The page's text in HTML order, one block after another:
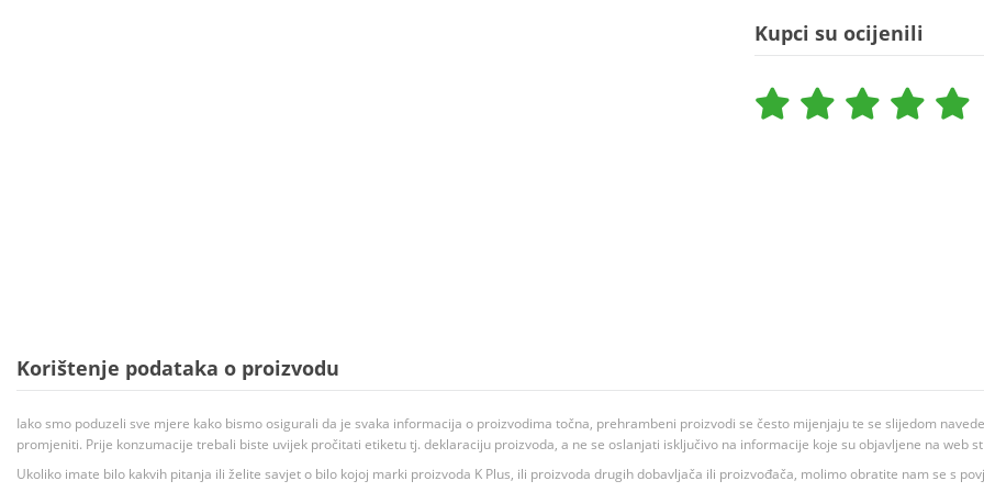
Kupci su ocijenili
Korištenje podataka o proizvodu
Iako smo poduzeli sve mjere kako bismo osigurali da je svaka informacija o proizvodima točna, prehrambeni proizvodi se često mijenjaju te se slijedom
promjeniti. Prije konzumacije trebali biste uvijek pročitati etiketu tj. deklaraciju proizvoda, a ne se oslanjati isključivo na informacije koje su objavljene na web
Ukoliko imate bilo kakvih pitanja ili želite savjet o bilo kojoj marki proizvoda K Plus, ili proizvoda drugih dobavljača ili proizvođača, molimo obratite nam se s